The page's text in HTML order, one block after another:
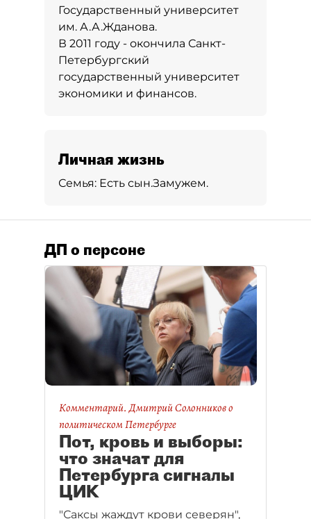
Государственный университет
им. А.А.Жданова.
В 2011 году - окончила Санкт-
Петербургский
государственный университет
экономики и финансов.
Личная жизнь
Семья: Есть сын.Замужем.
ДП о персоне
Комментарий. Дмитрий Солонников о
политическом Петербурге
Пот, кровь и выборы:
что значат для
Петербурга сигналы
ЦИК
"Саксы жаждут крови северян",